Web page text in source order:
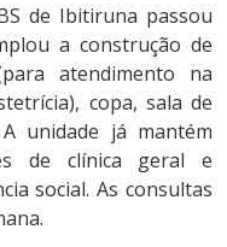
de Ibitiruna passou
a construção de
atendimento na
copa, sala de
unidade já mantém
de clínica geral e
social. As consultas